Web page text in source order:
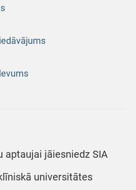
aptaujai jāiesniedz SIA
universitātes